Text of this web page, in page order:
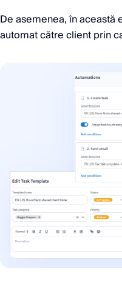
De asemenea, în
automat către client prin